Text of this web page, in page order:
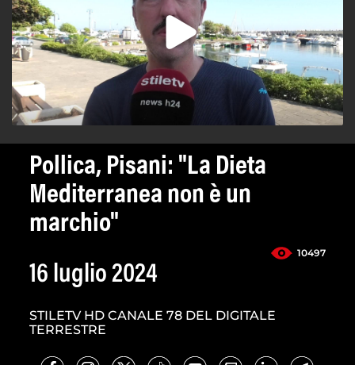
Pollica, Pisani: "La Dieta
Mediterranea non è un
marchio"
10497
16 luglio 2024
STILETV HD CANALE 78 DEL DIGITALE
TERRESTRE